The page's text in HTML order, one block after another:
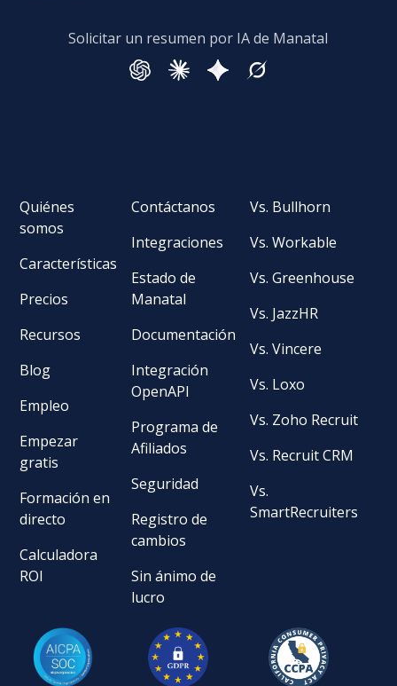
Solicitar un resumen por IA de Manatal
Quiénes
somos
Características
Precios
Recursos
Blog
Empleo
Empezar
gratis
Formación en
directo
Calculadora
ROI
Contáctanos
Integraciones
Estado de
Manatal
Documentación
Integración
OpenAPI
Programa de
Afiliados
Seguridad
Registro de
cambios
Sin ánimo de
lucro
Vs. Bullhorn
Vs. Workable
Vs. Greenhouse
Vs. JazzHR
Vs. Vincere
Vs. Loxo
Vs. Zoho Recruit
Vs. Recruit CRM
Vs.
SmartRecruiters